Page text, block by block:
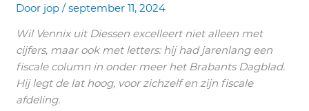
Door jop/september 11, 2024
Wil Vennix uit Diessen excelleert niet alleen met
cijfers, maar ook met letters: hij had jarenlang een
fiscale column in onder meer het Brabants Dagblad.
Hij legt de lat hoog, voor zichzelf en zijn fiscale
afdeling.